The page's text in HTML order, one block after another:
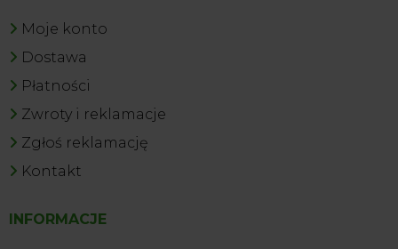
Moje konto
Dostawa
Płatności
Zwroty i reklamacje
Zgłoś reklamację
Kontakt
INFORMACJE